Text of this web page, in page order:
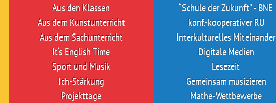
Aus den Klassen
Aus dem Kunstunterricht
Aus dem Sachunterricht
It‘s English Time
Sport und Musik
Ich-Stärkung
Projekttage
“Schule der Zukunft” - BNE
konf.-kooperativer RU
Interkulturelles Miteinander
Digitale Medien
Lesezeit
Gemeinsam musizieren
Mathe-Wettbewerbe